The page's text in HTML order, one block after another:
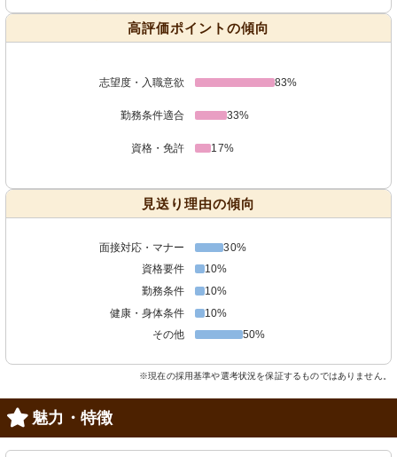
高評価ポイントの傾向
志望度・入職意欲 83%
勤務条件適合 33%
資格・免許 17%
見送り理由の傾向
面接対応・マナー
30%
資格要件
10%
勤務条件
10%
健康・身体条件
10%
その他
50%
※現在の採用基準や選考状況を保証するものではありません。
魅力・特徴